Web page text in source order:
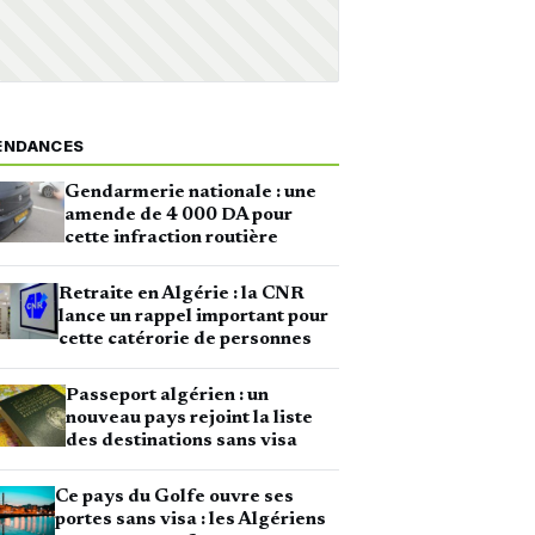
Gendarmerie nationale : une
amende de 4 000 DA pour
cette infraction routière
Retraite en Algérie : la CNR
lance un rappel important pour
cette catérorie de personnes
Passeport algérien : un
nouveau pays rejoint la liste
des destinations sans visa
Ce pays du Golfe ouvre ses
portes sans visa : les Algériens